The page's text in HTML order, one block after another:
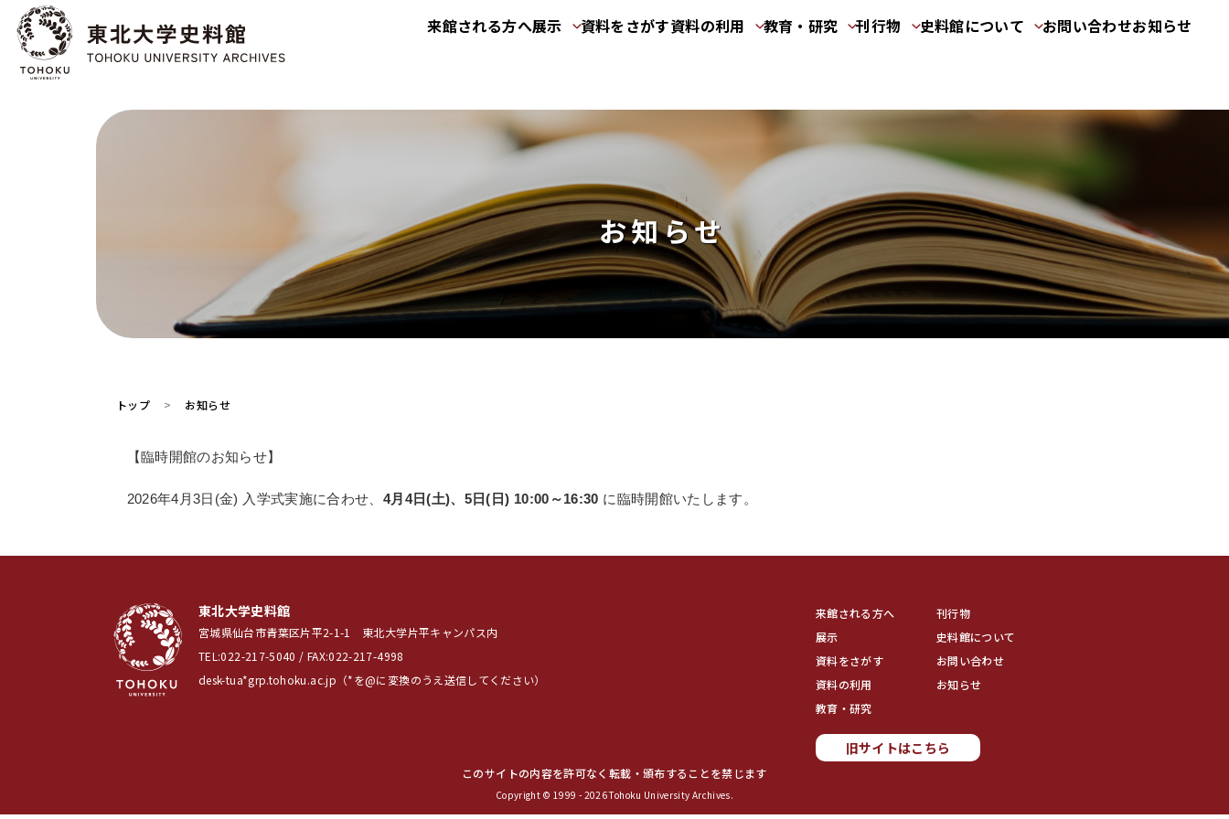
来館される方へ展示 資料をさがす資料の利用 教育・研究 刊行物 史料館について お問い合わせお知らせ
お知らせ
トップ お知らせ
【臨時開館のお知らせ】
2026年4月3日(金) 入学式実施に合わせ、 4月4日(土)、5日(日) 10:00～16:30 に臨時開館いたします。
東北大学史料館
宮城県仙台市青葉区片平2-1-1 東北大学片平キャンパス内
TEL:022-217-5040 / FAX:022-217-4998
desk-tua*grp.tohoku.ac.jp（*を@に変換のうえ送信してください）
来館される方へ
展示
資料をさがす
資料の利用
教育・研究
刊行物
史料館について
お問い合わせ
お知らせ
旧サイトはこちら
このサイトの内容を許可なく転載・頒布することを禁じます
Copyright © 1999 - 2026 Tohoku University Archives.